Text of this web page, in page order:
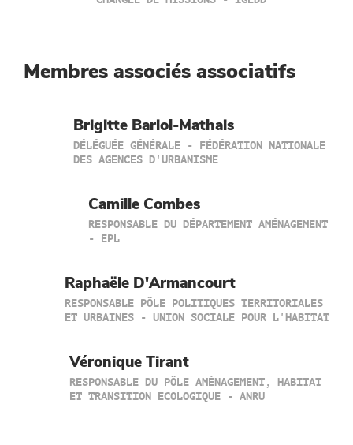
Membres associés associatifs
Brigitte Bariol-Mathais
DÉLÉGUÉE GÉNÉRALE - FÉDÉRATION NATIONALE
DES AGENCES D'URBANISME
Camille Combes
RESPONSABLE DU DÉPARTEMENT AMÉNAGEMENT
- EPL
Raphaële D'Armancourt
RESPONSABLE PÔLE POLITIQUES TERRITORIALES
ET URBAINES - UNION SOCIALE POUR L'HABITAT
Véronique Tirant
RESPONSABLE DU PÔLE AMÉNAGEMENT, HABITAT
ET TRANSITION ECOLOGIQUE - ANRU